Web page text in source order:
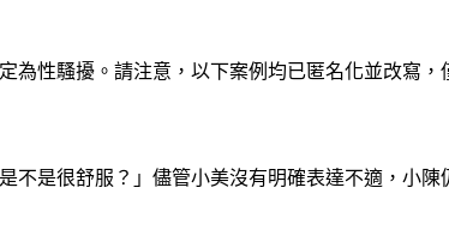
性騷擾。請注意，以下案例均已匿名化並改寫，
是很舒服？」儘管小美沒有明確表達不適，小